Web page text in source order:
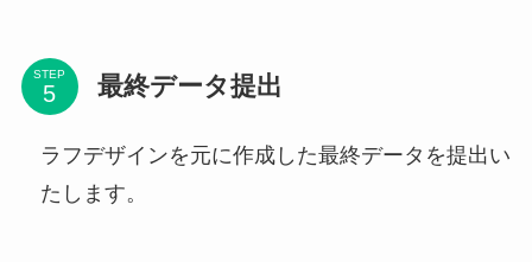
STEP 最終データ提出
ラフデザインを元に作成した最終データを提出い
たします。